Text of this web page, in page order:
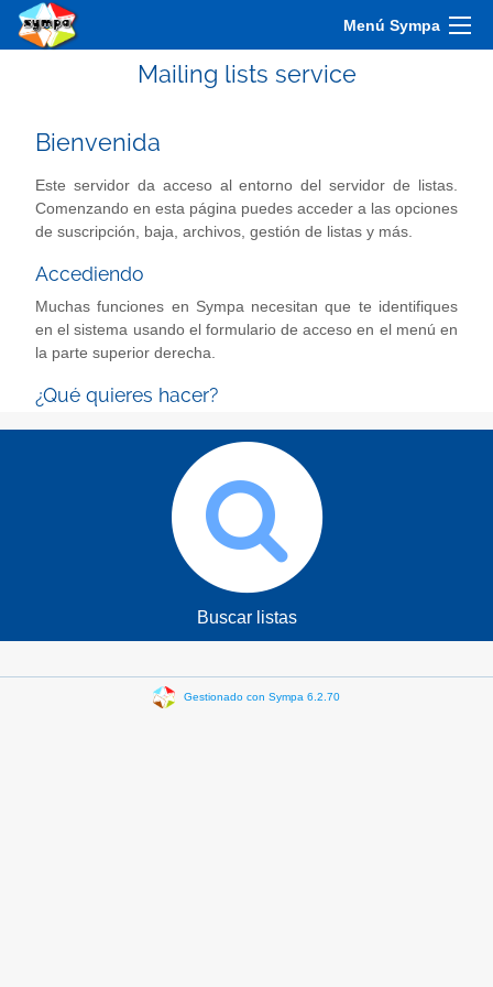
Menú Sympa
Mailing lists service
Bienvenida
Este servidor da acceso al entorno del servidor de listas.
Comenzando en esta página puedes acceder a las opciones
de suscripción, baja, archivos, gestión de listas y más.
Accediendo
Muchas funciones en Sympa necesitan que te identifiques
en el sistema usando el formulario de acceso en el menú en
la parte superior derecha.
¿Qué quieres hacer?
Buscar listas
Gestionado con Sympa 6.2.70